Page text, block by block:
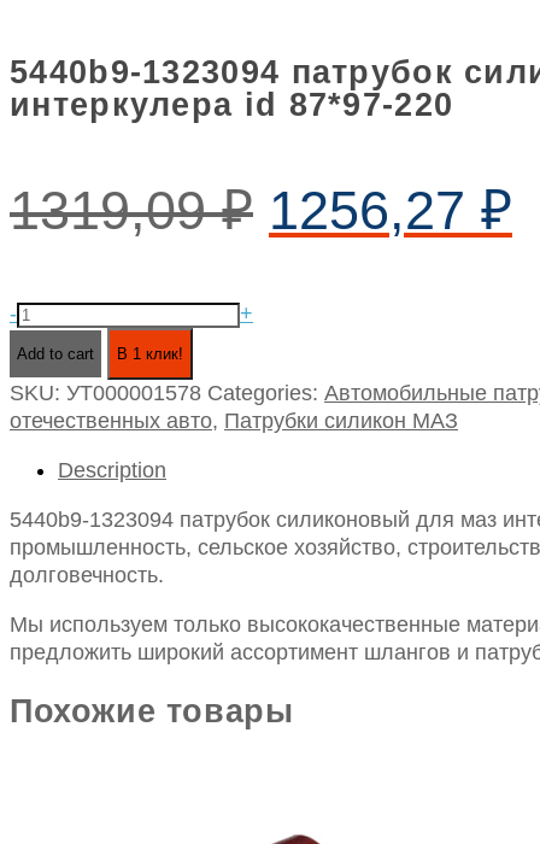
5440b9-1323094 патрубок
интеркулера id 87*97-220
1319,09₽ 1256,27 ₽
5440b9-
силиконовый
для
интеркулера
id
87*97-
220
quantity
- +
Add to cart В 1 клик!
SKU: УТ000001578 Categories: Автомобильные
отечественных авто, Патрубки силикон МАЗ
Description
5440b9-1323094 патрубок силиконовый для маз
промышленность, сельское хозяйство,
долговечность.
Мы используем только высококачественные
предложить широкий ассортимент шлангов и
Похожие товары